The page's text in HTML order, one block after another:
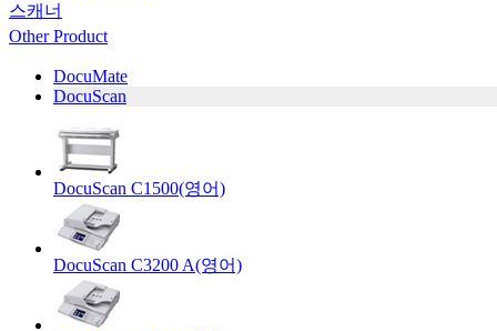
스캐너
Other Product
DocuMate
DocuScan
DocuScan C1500(영어)
DocuScan C3200 A(영어)